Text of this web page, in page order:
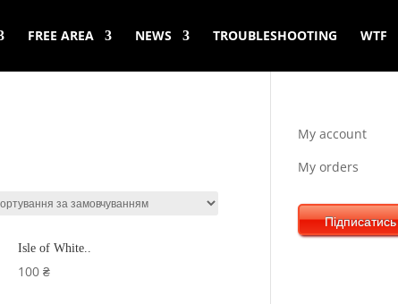
FREE AREA NEWS TROUBLESHOOTING WTF
Isle of White..
100 ₴
My account
My orders
Підписатись